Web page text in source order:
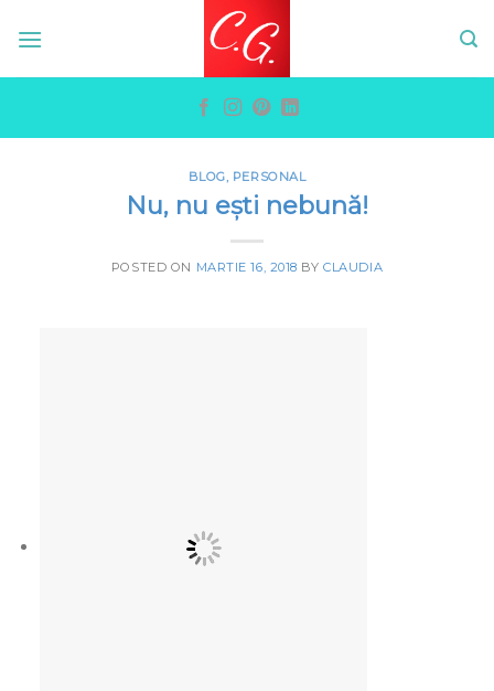
BLOG, PERSONAL
Nu, nu ești nebună!
POSTED ON MARTIE 16, 2018 BYCLAUDIA